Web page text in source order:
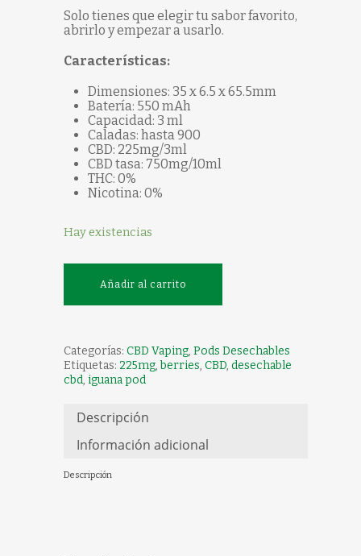
Solo tienes que elegir tu sabor favorito,
abrirlo y empezar a usarlo.
Características:
Dimensiones: 35 x 6.5 x 65.5mm
Batería: 550 mAh
Capacidad: 3 ml
Caladas: hasta 900
CBD: 225mg/3ml
CBD tasa: 750mg/10ml
THC: 0%
Nicotina: 0%
Hay existencias
Añadir al carrito
Categorías: CBD Vaping, Pods Desechables
Etiquetas: 225mg,berries, CBD, desechable
cbd, iguana pod
Descripción
Información adicional
Descripción